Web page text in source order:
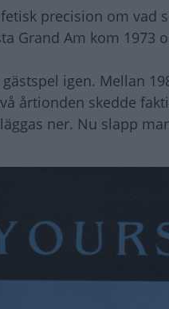
precision om vad
Grand Am kom
igen. Mellan
årtionden skedde
ner. Nu slapp